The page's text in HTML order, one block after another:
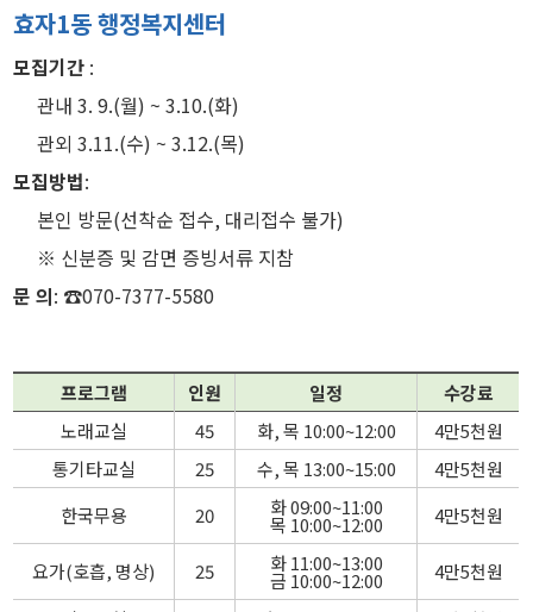
효자1동 행정복지센터
모집기간 :
관내 3. 9.(월) ~ 3.10.(화)
관외 3.11.(수) ~ 3.12.(목)
모집방법:
본인 방문(선착순 접수, 대리접수 불가)
※ 신분증 및 감면 증빙서류 지참
문 의: ☎070-7377-5580
프로그램 인원 일정
수강료
노래교실
45 화, 목 10:00~12:00
4만5천원
통기타교실
25 수, 목 13:00~15:00
4만5천원
한국무용
20 화 09:00~11:00
목 10:00~12:00 4만5천원
요가(호흡, 명상) 25 화 11:00~13:00
금 10:00~12:00
4만5천원